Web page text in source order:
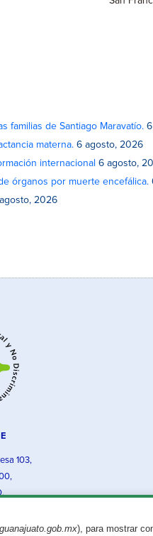
familias de Santiago Maravatío.
materna. 6 agosto, 2026
internacional 6 agosto,
órganos por muerte encefálica.
2026
), para mostrar
103,
Aviso legal© 2025 Gobierno del